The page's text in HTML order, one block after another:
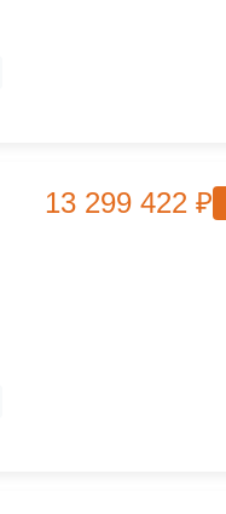
13 299 422 ₽